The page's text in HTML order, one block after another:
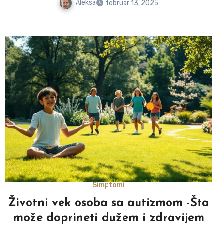
Aleksa februar 13, 2025
Simptomi
Životni vek osoba sa autizmom -Šta
može doprineti dužem i zdravijem